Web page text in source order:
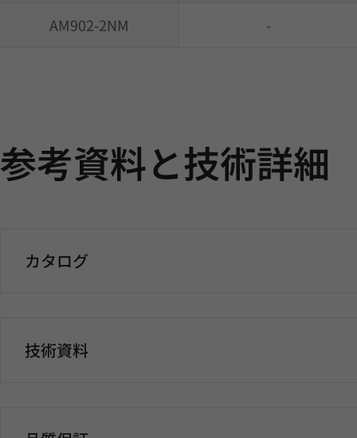
AM902-2NM -
参考資料と技術詳細
カタログ
技術資料